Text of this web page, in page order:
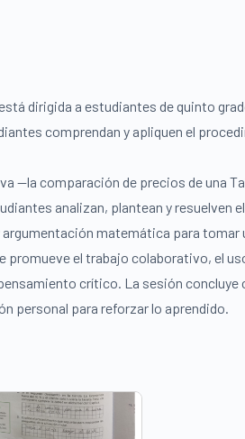
dirigida a estudiantes de quinto
comprendan y apliquen el
—la comparación de precios de una
analizan, plantean y resuelven
matemática para
promueve el trabajo colaborativo, el
crítico. La sesión
personal para reforzar lo aprendido.